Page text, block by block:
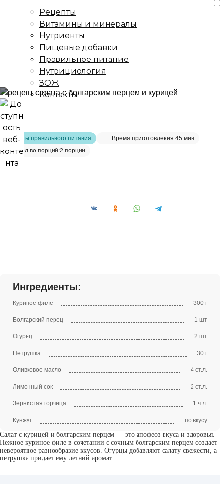
Рецепты
Витамины и минералы
Нутриенты
Пищевые добавки
Правильное питание
Нутрициология
ЗОЖ
Контакты
Главная страница
болгарским перцем
Рецепты правильного питания Время приготовления:45 мин
Кол-во порций:2 порции
Ингредиенты:
Куриное филе 300 г
Болгарский перец 1 шт
Огурец 2 шт
Петрушка 30 г
Оливковое масло 4 ст.л.
Лимонный сок 2 ст.л.
Зернистая горчица 1 ч.л.
Кунжут по вкусу
Салат с курицей и болгарским перцем — это апофеоз вкуса и здоровья.
Нежное куриное филе в сочетании с сочным болгарским перцем создает
невероятное разнообразие вкусов. Огурцы добавляют салату свежести, а
петрушка придает ему летний аромат.